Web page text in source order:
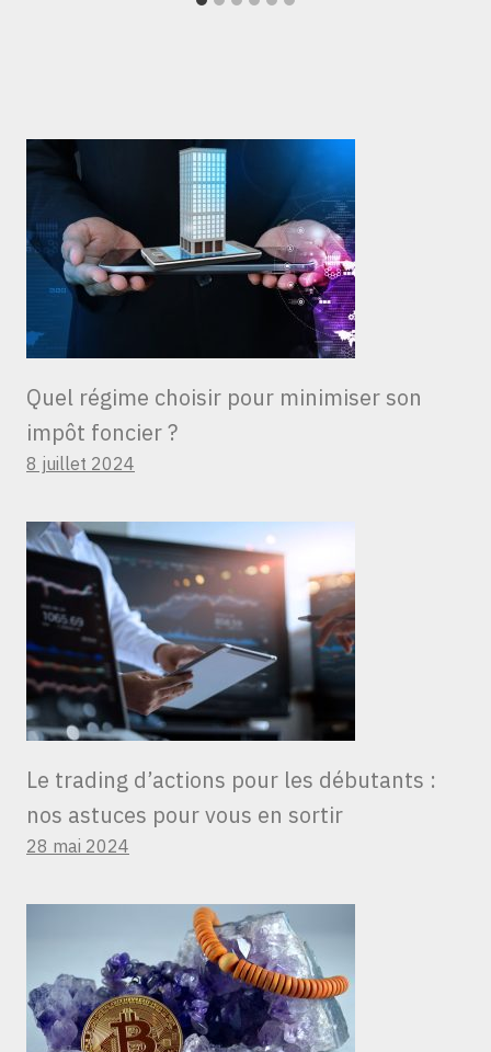
Quel régime choisir pour minimiser son
impôt foncier ?
8 juillet 2024
Le trading d’actions pour les débutants :
nos astuces pour vous en sortir
28 mai 2024